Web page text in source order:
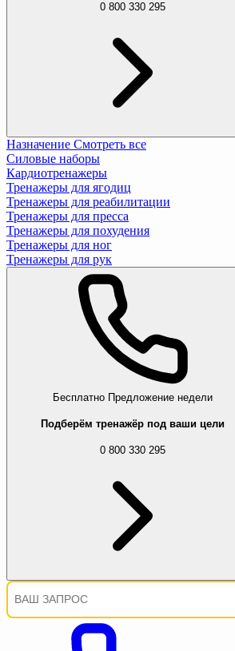
0 800 330 295
Назначение Смотреть все
Силовые наборы
Кардиотренажеры
Тренажеры для ягодиц
Тренажеры для реабилитации
Тренажеры для пресса
Тренажеры для похудения
Тренажеры для ног
Тренажеры для рук
Бесплатно Предложение недели
Подберём тренажёр под ваши цели
0 800 330 295